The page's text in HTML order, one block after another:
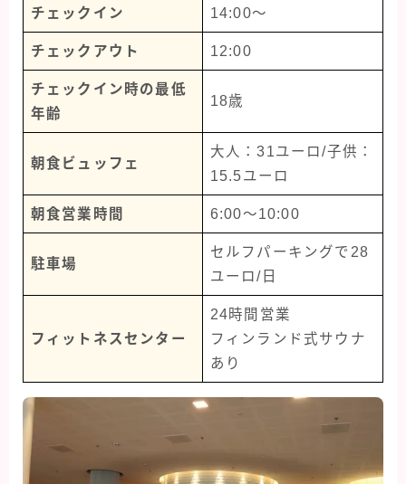
チェックイン 14:00〜
チェックアウト 12:00
チェックイン時の最低
年齢
18歳
朝食ビュッフェ
大人：31ユーロ/子供：
15.5ユーロ
朝食営業時間 6:00〜10:00
駐車場
セルフパーキングで28
ユーロ/日
フィットネスセンター
24時間営業
フィンランド式サウナ
あり